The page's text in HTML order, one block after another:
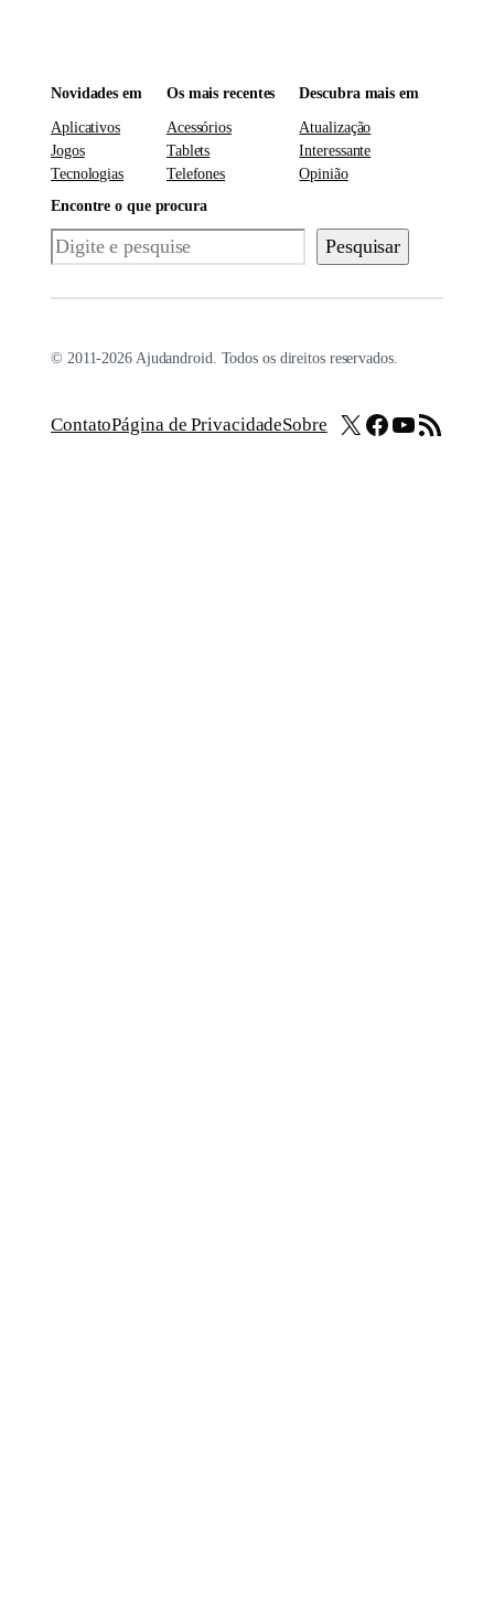
Novidades em
Aplicativos
Jogos
Tecnologias
Os mais recentes
Acessórios
Tablets
Telefones
Descubra mais em
Atualização
Interessante
Opinião
Encontre o que procura
Pesquisar Pesquisar
© 2011-2026 Ajudandroid. Todos os direitos reservados.
ContatoPágina de PrivacidadeSobre X Facebook
Youtube
Feed RSS